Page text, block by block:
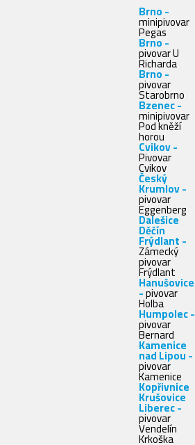
Brno -
minipivovar
Pegas
Brno -
pivovar U
Richarda
Brno -
pivovar
Starobrno
Bzenec -
minipivovar
Pod kněží
horou
Cvikov -
Pivovar
Cvikov
Český
Krumlov -
pivovar
Eggenberg
Dalešice
Děčín
Frýdlant -
Zámecký
pivovar
Frýdlant
Hanušovice
-pivovar
Holba
Humpolec -
pivovar
Bernard
Kamenice
nad Lipou -
pivovar
Kamenice
Kopřivnice
Krušovice
Liberec -
pivovar
Vendelín
Krkoška